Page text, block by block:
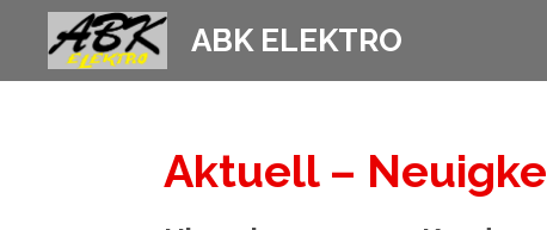
Hauptinhalt
ABK ELEKTRO
Aktuell –